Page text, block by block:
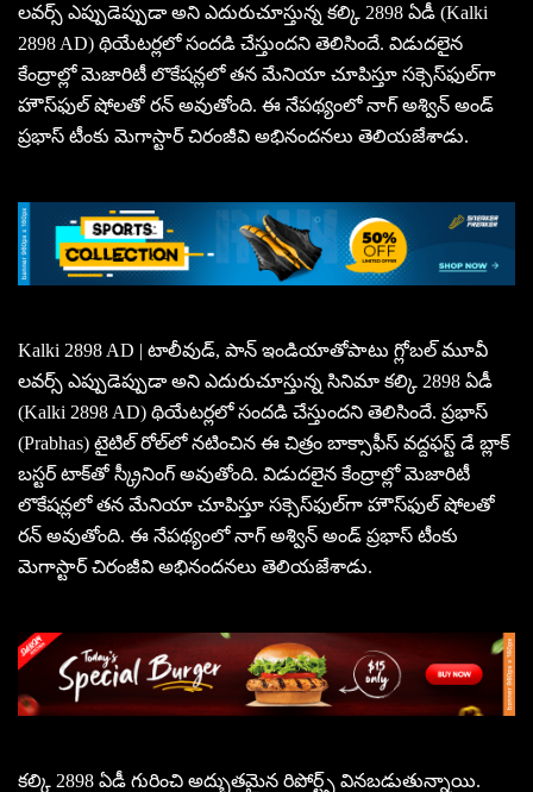
లవర్స్‌ ఎప్పుడెప్పుడా అని ఎదురుచూస్తున్న కల్కి 2898 ఏడీ (Kalki
2898 AD) థియేటర్లలో సందడి చేస్తుందని తెలిసిందే. విడుదలైన
కేంద్రాల్లో మెజారిటీ లొకేషన్లలో తన మేనియా చూపిస్తూ సక్సెస్‌ఫుల్‌గా
హౌస్‌ఫుల్‌ షోలతో రన్‌ అవుతోంది. ఈ నేపథ్యంలో నాగ్‌ అశ్విన్‌ అండ్
ప్రభాస్‌ టీంకు మెగాస్టార్ చిరంజీవి అభినందనలు తెలియజేశాడు.
Kalki 2898 AD | టాలీవుడ్‌, పాన్‌ ఇండియాతోపాటు గ్లోబల్ మూవీ
లవర్స్‌ ఎప్పుడెప్పుడా అని ఎదురుచూస్తున్న సినిమా కల్కి 2898 ఏడీ
(Kalki 2898 AD) థియేటర్లలో సందడి చేస్తుందని తెలిసిందే. ప్ర‌భాస్
(Prabhas) టైటిల్‌ రోల్‌లో నటించిన ఈ చిత్రం బాక్సాఫీస్‌ వద్దఫస్ట్‌ డే బ్లాక్
బస్టర్ టాక్‌తో స్క్రీనింగ్‌ అవుతోంది. విడుదలైన కేంద్రాల్లో మెజారిటీ
లొకేషన్లలో తన మేనియా చూపిస్తూ సక్సెస్‌ఫుల్‌గా హౌస్‌ఫుల్‌ షోలతో
రన్‌ అవుతోంది. ఈ నేపథ్యంలో నాగ్‌ అశ్విన్‌ అండ్ ప్రభాస్‌ టీంకు
మెగాస్టార్ చిరంజీవి అభినందనలు తెలియజేశాడు.
కల్కి 2898 ఏడీ గురించి అద్భుతమైన రిపోర్ట్స్‌ వినబడుతున్నాయి.